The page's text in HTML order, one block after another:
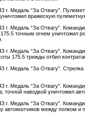
г. Медаль “За Отвагу”.
вражескую
г. Медаль “За Отвагу”.
175.5 точным огнем уничтожил
г. Медаль “За Отвагу”.
175.5 трижды отбил
г. Медаль “За Отвагу”.
г. Медаль “За Отвагу”.
точной наводкой уничтожил
г. Медаль “За Отвагу”.
автоматчиков между полком и